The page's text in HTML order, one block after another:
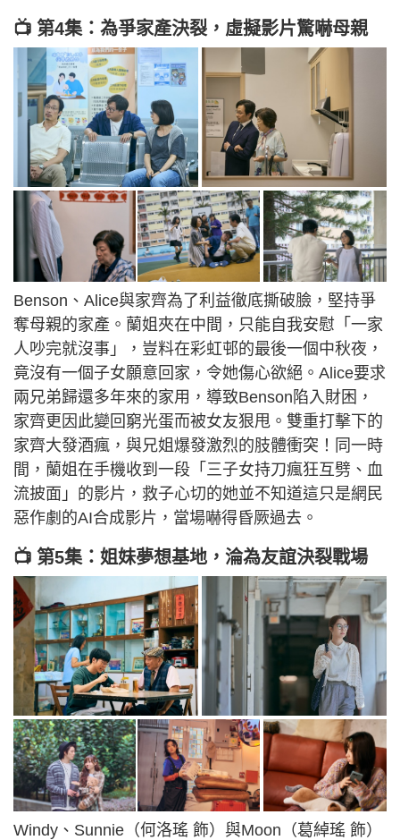
📺 第4集：為爭家產決裂，虛擬影片驚嚇母親
Benson、Alice與家齊為了利益徹底撕破臉，堅持爭
奪母親的家產。蘭姐夾在中間，只能自我安慰「一家
人吵完就沒事」，豈料在彩虹邨的最後一個中秋夜，
竟沒有一個子女願意回家，令她傷心欲絕。Alice要求
兩兄弟歸還多年來的家用，導致Benson陷入財困，
家齊更因此變回窮光蛋而被女友狠甩。雙重打擊下的
家齊大發酒瘋，與兄姐爆發激烈的肢體衝突！同一時
間，蘭姐在手機收到一段「三子女持刀瘋狂互劈、血
流披面」的影片，救子心切的她並不知道這只是網民
惡作劇的AI合成影片，當場嚇得昏厥過去。
📺 第5集：姐妹夢想基地，淪為友誼決裂戰場
Windy、Sunnie（何洛瑤 飾）與Moon（葛綽瑤 飾）